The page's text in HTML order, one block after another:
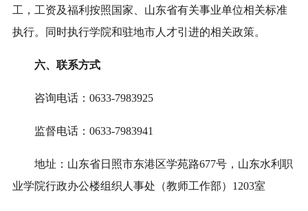
工，工资及福利按照国家、山东省有关事业单位相关标准
执行。同时执行学院和驻地市人才引进的相关政策。
六、联系方式
咨询电话：0633-7983925
监督电话：0633-7983941
地址：山东省日照市东港区学苑路677号，山东水利职
业学院行政办公楼组织人事处（教师工作部）1203室